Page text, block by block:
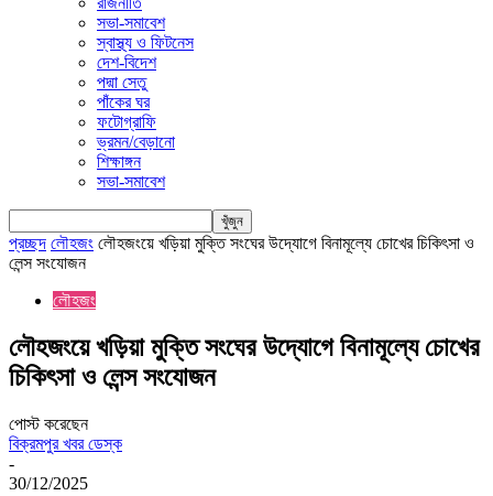
সভা-সমাবেশ
স্বাস্থ্য ও ফিটনেস
দেশ-বিদেশ
পদ্মা সেতু
পাঁকের ঘর
ফটোগ্রাফি
ভ্রমন/বেড়ানো
শিক্ষাঙ্গন
সভা-সমাবেশ
প্রচ্ছদ লৌহজং লৌহজংয়ে খড়িয়া মুক্তি সংঘের উদ্যোগে বিনামূল্যে চোখের চিকিৎসা ও
লেন্স সংযোজন
লৌহজং
লৌহজংয়ে খড়িয়া মুক্তি সংঘের উদ্যোগে বিনামূল্যে চোখের
চিকিৎসা ও লেন্স সংযোজন
পোস্ট করেছেন
বিক্রমপুর খবর ডেস্ক
-
30/12/2025